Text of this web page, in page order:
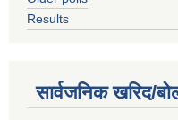
Results
सार्वजनिक खरिद/